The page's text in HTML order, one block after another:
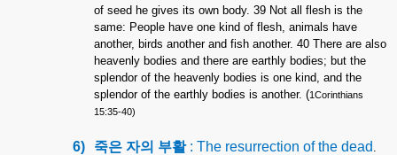
of seed he gives its own body. 39 Not all flesh is the
same: People have one kind of flesh, animals have
another, birds another and fish another. 40 There are also
heavenly bodies and there are earthly bodies; but the
splendor of the heavenly bodies is one kind, and the
splendor of the earthly bodies is another. (1Corinthians
15:35-40)
6) 죽은 자의 부활 : The resurrection of the dead .